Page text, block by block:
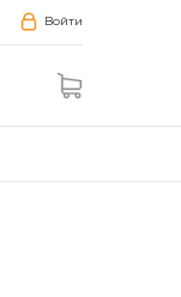
Войти